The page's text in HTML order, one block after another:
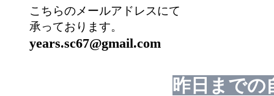
こちらのメールアドレスにて
承っております。
years.sc67@gmail.com
昨日までの